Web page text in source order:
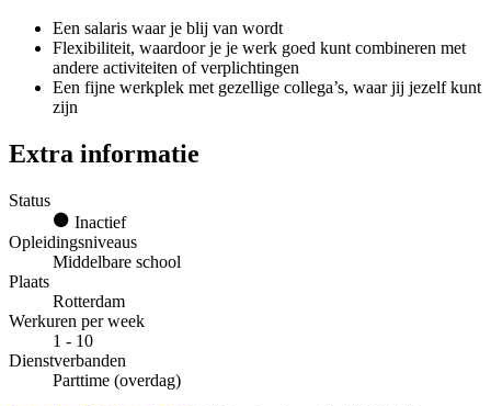
Een salaris waar je blij van wordt
Flexibiliteit, waardoor je je werk goed kunt combineren met
andere activiteiten of verplichtingen
Een fijne werkplek met gezellige collega’s, waar jij jezelf kunt
zijn
Extra informatie
Status
Inactief
Opleidingsniveaus
Middelbare school
Plaats
Rotterdam
Werkuren per week
1 - 10
Dienstverbanden
Parttime (overdag)